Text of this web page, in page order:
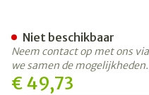
€ 49,73
Niet beschikbaar
Neem contact op met ons
we samen de mogelijkheden.